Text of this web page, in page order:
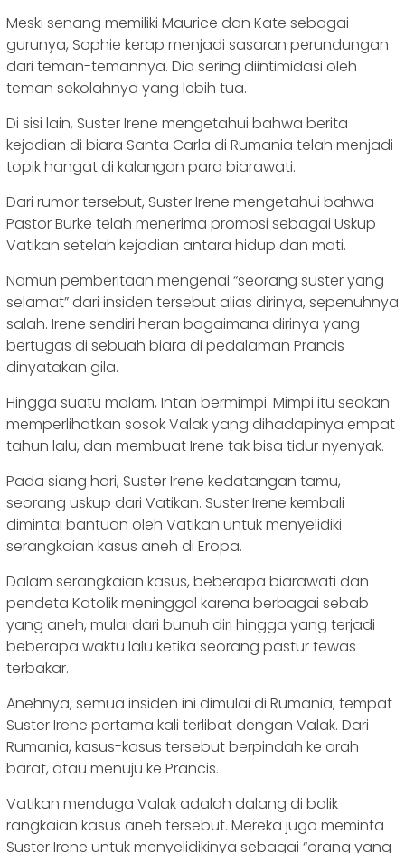
Meski senang memiliki Maurice dan Kate sebagai
gurunya, Sophie kerap menjadi sasaran perundungan
dari teman-temannya. Dia sering diintimidasi oleh
teman sekolahnya yang lebih tua.
Di sisi lain, Suster Irene mengetahui bahwa berita
kejadian di biara Santa Carla di Rumania telah menjadi
topik hangat di kalangan para biarawati.
Dari rumor tersebut, Suster Irene mengetahui bahwa
Pastor Burke telah menerima promosi sebagai Uskup
Vatikan setelah kejadian antara hidup dan mati.
Namun pemberitaan mengenai “seorang suster yang
selamat” dari insiden tersebut alias dirinya, sepenuhnya
salah. Irene sendiri heran bagaimana dirinya yang
bertugas di sebuah biara di pedalaman Prancis
dinyatakan gila.
Hingga suatu malam, Intan bermimpi. Mimpi itu seakan
memperlihatkan sosok Valak yang dihadapinya empat
tahun lalu, dan membuat Irene tak bisa tidur nyenyak.
Pada siang hari, Suster Irene kedatangan tamu,
seorang uskup dari Vatikan. Suster Irene kembali
dimintai bantuan oleh Vatikan untuk menyelidiki
serangkaian kasus aneh di Eropa.
Dalam serangkaian kasus, beberapa biarawati dan
pendeta Katolik meninggal karena berbagai sebab
yang aneh, mulai dari bunuh diri hingga yang terjadi
beberapa waktu lalu ketika seorang pastur tewas
terbakar.
Anehnya, semua insiden ini dimulai di Rumania, tempat
Suster Irene pertama kali terlibat dengan Valak. Dari
Rumania, kasus-kasus tersebut berpindah ke arah
barat, atau menuju ke Prancis.
Vatikan menduga Valak adalah dalang di balik
rangkaian kasus aneh tersebut. Mereka juga meminta
Suster Irene untuk menyelidikinya sebagai “orang yang